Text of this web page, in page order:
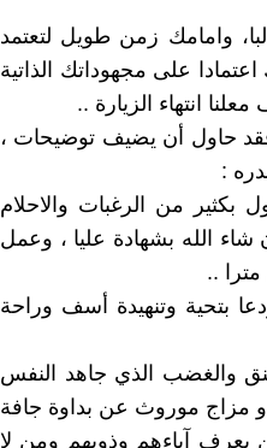
وامامك زمن طويل لتعتمد
على مجهوداتك الذاتية
انتهاء الزيارة ..
حاول أن يضيف توضيحات ،
:
من الرغبات والاحلام
الله بشهادة عليا ، وعمل
..
بتحية وتنهيدة أسف وراحة
والغضب الذي جاهد النفس
مزاج موروث عن بداوة جافة
يعرف آباءهم وذويهم ومن لا